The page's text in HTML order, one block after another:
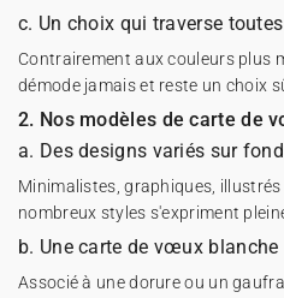
c. Un choix qui traverse
Contrairement aux couleurs plus
démode jamais et reste un choix
2. Nos modèles de carte de
a. Des designs variés sur
Minimalistes, graphiques,
nombreux styles s'expriment
b. Une carte de vœux
Associé à une dorure ou un